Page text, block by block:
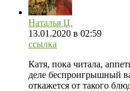
Наталья Ц.
13.01.2020 в 02:59
ссылка
Катя, пока читала,
деле беспроигрышный
откажется от такого